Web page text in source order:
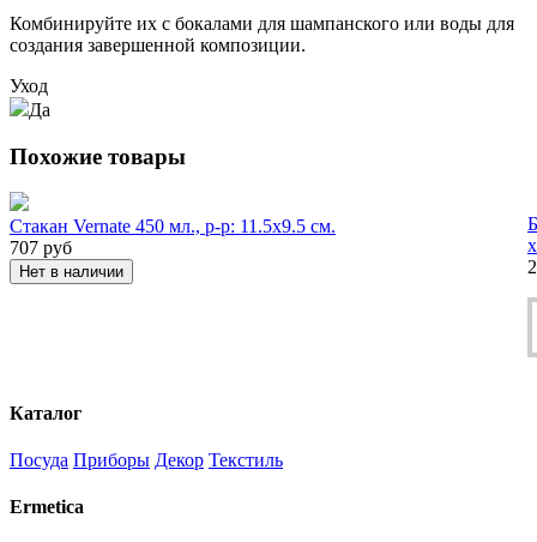
Комбинируйте их с бокалами для шампанского или воды для
создания завершенной композиции.
Уход
Да
Похожие товары
Стакан Vernate 450 мл., р-р: 11.5х9.5 см.
707 руб
Нет в наличии
Каталог
Посуда Приборы Декор Текстиль
Ermetica